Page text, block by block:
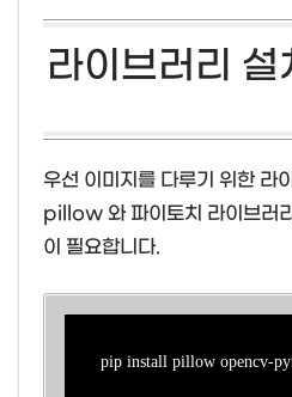
라이브러리 설
우선 이미지를 다루기 위한
pillow 와 파이토치 라이브
이 필요합니다.
pip install pillow opencv-